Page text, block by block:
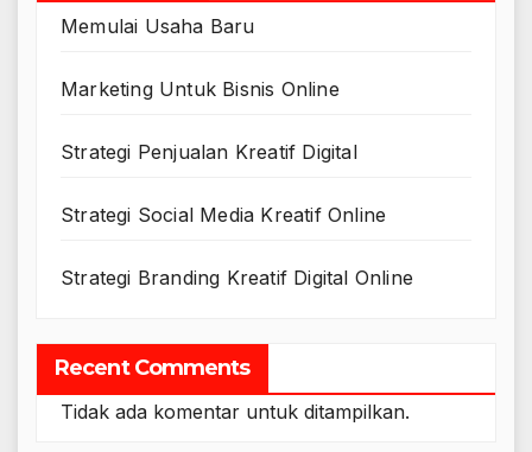
Memulai Usaha Baru
Marketing Untuk Bisnis Online
Strategi Penjualan Kreatif Digital
Strategi Social Media Kreatif Online
Strategi Branding Kreatif Digital Online
Recent Comments
Tidak ada komentar untuk ditampilkan.